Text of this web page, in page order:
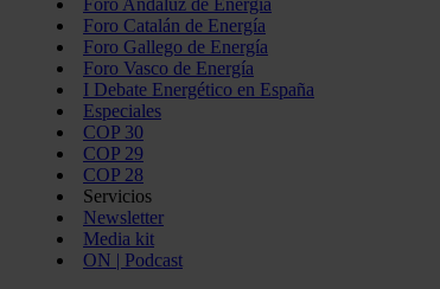
Foro Andaluz de Energía
Foro Catalán de Energía
Foro Gallego de Energía
Foro Vasco de Energía
I Debate Energético en España
Especiales
COP 30
COP 29
COP 28
Servicios
Newsletter
Media kit
ON | Podcast